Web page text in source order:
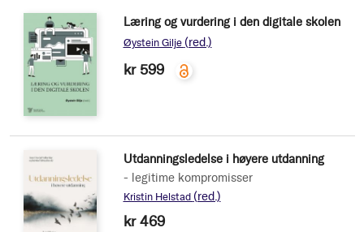
Læring og vurdering i den digitale skolen
Øystein Gilje (red.)
kr 599
Utdanningsledelse i høyere utdanning
- legitime kompromisser
Kristin Helstad (red.)
kr 469